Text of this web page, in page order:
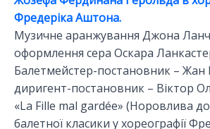
Фредеріка Аштона.
Музичне аранжування Джона
оформлення сера Оскара
Балетмейстер-постановник – Жан
диригент-постановник – Віктор
«La Fille mal gardée» (Норовлива
балетної класики у хореографії